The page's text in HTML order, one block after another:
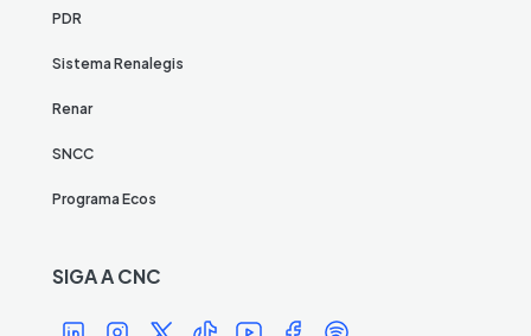
PDR
Sistema Renalegis
Renar
SNCC
Programa Ecos
SIGA A CNC
Í Í Í Í Í Í Í